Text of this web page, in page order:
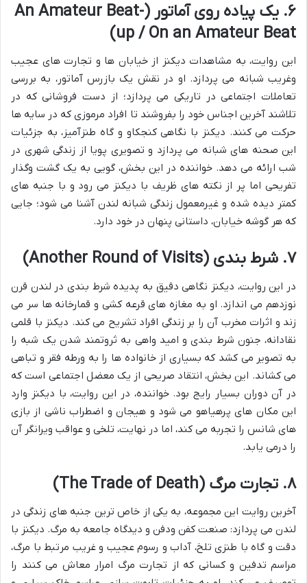
۶. یک پیاده روی آماتور (An Amateur Beat-
up / On an Amateur Beat)
این روایت، به مشاهدات دیکنز از خیابان ها و تجارت های عجیب
وغریب شبانه می پردازد. او در نقش یک بازرس آماتور، به بررسی
تعاملات اجتماعی در تاریکی می پردازد؛ از دست فروشانی که در
تلاشند آخرین اجناس خود را بفروشند تا افراد مرموزی که در سایه ها
حرکت می کنند. دیکنز با نگاهی کنجکاو و گاه طنزآمیز، به جزئیات
این صحنه های شبانه می پردازد و تصویری پویا از زندگی شهری در
شب ارائه می دهد. خواننده در این بخش، گویی به یک گشت وگذار
تفریحی اما پر از نکته های ظریف با دیکنز می رود و با جنبه های
کمتر دیده شده و غیرمعمول زندگی شبانه لندن آشنا می شود؛ جایی
که هر گوشه خیابان، داستانی پنهان در خود دارد.
۷. شرط بندی (Another Round of Visits)
در این روایت، دیکنز نگاهی دقیق به پدیده شرط بندی در لندن قرن
نوزدهم می اندازد. او به مغازه های قرعه کشی و قمارخانه ها سر می
زند و اثرات مخرب آن را بر زندگی افراد تشریح می کند. دیکنز با قلمی
نقادانه، جنون شرط بندی و امید واهی به ثروتمند شدن یک شبه را
به تصویر می کشد که بسیاری از خانواده ها را به ورطه فقر و تباهی
می کشاند. این بخش، انتقاد صریحی از یک معضل اجتماعی است که
در آن دوران بسیار رایج بود. خواننده، در این روایت، با دیکنز وارد
این مکان های پرهیاهو می شود و هیجان و اضطراب ناشی از بازی
های شانس را تجربه می کند، اما در نهایت، تلخی و عواقب ویرانگر آن
را درمی یابد.
۸. تجارت مرگ (The Trade of Death)
آخرین روایت این مجموعه، به یکی از خاص ترین جنبه های زندگی در
لندن می پردازد: صنعت کفن ودفن و دیدگاه جامعه به مرگ. دیکنز با
دقت و گاه با طنزی تلخ، آداب و رسوم عجیب و غریب مرتبط با مرگ،
مراسم تدفین و کسانی که از تجارت مرگ امرار معاش می کنند را